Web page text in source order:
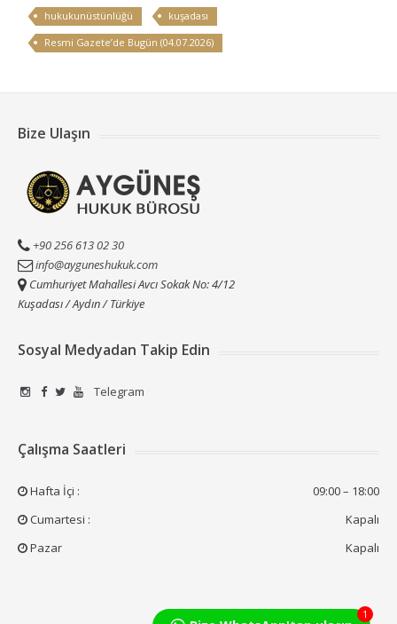
hukukunüstünlüğü
kuşadası
Resmi Gazete’de Bugün (04.07.2026)
Bize Ulaşın
+90 256 613 02 30
info@ayguneshukuk.com
Cumhuriyet Mahallesi Avcı Sokak No: 4/12
Kuşadası / Aydın / Türkiye
Sosyal Medyadan Takip Edin
Telegram
Çalışma Saatleri
Hafta İçi :
09:00 – 18:00
Cumartesi :
Kapalı
Pazar
Kapalı
1